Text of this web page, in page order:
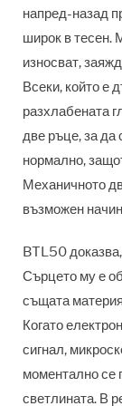
напред-назад
широк в тесен.
износват,
Всеки, който е
разхлабената
две ръце, за
нормално,
Механичното
възможен
BTL50
Сърцето му е
същата
Когато
сигнал,
моментално се
светлината. В